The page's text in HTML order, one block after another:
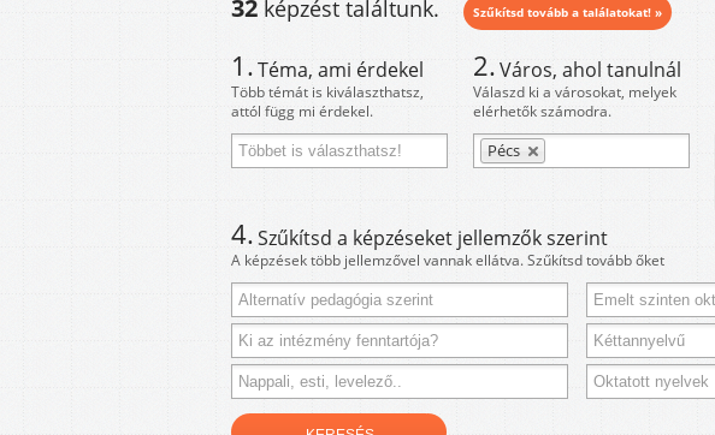
32 képzést találtunk. Szűkítsd tovább a találatokat! »
1.Téma, ami érdekel
Több témát is kiválaszthatsz,
attól függ mi érdekel.
2.Város, ahol tanulnál
Válaszd ki a városokat, melyek
elérhetők számodra.
Pécs
4.Szűkítsd a képzéseket jellemzők szerint
A képzések több jellemzővel vannak ellátva. Szűkítsd tovább őket